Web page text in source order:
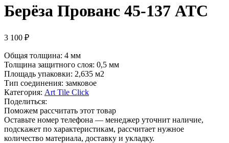
Берёза Прованс 45-137 ATC
3 100 ₽
Общая толщина: 4 мм
Толщина защитного слоя: 0,5 мм
Площадь упаковки: 2,635 м2
Тип соединения: замковое
Категория: Art Tile Click
Поделиться:
Поможем рассчитать этот товар
Оставьте номер телефона — менеджер уточнит наличие,
подскажет по характеристикам, рассчитает нужное
количество материала, доставку и укладку.